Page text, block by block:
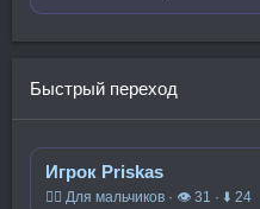
Быстрый переход
Игрок Priskas
🧍‍♂️ Для мальчиков · 👁 31 · ⬇ 24